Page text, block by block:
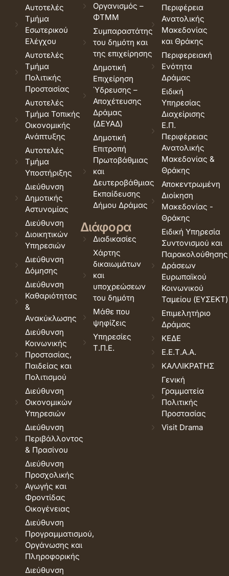
Αυτοτελές
Τμήμα
Εσωτερικού
Ελέγχου
Αυτοτελές
Τμήμα
Πολιτικής
Προστασίας
Αυτοτελές
Τμήμα Τοπικής
Οικονομικής
Ανάπτυξης
Αυτοτελές
Τμήμα
Υποστήριξης
Διεύθυνση
Δημοτικής
Αστυνομίας
Διεύθυνση
Διοικητικών
Υπηρεσιών
Διεύθυνση
Δόμησης
Διεύθυνση
Καθαριότητας
&
Ανακύκλωσης
Διεύθυνση
Κοινωνικής
Προστασίας,
Παιδείας και
Πολιτισμού
Διεύθυνση
Οικονομικών
Υπηρεσιών
Διεύθυνση
Περιβάλλοντος
& Πρασίνου
Διεύθυνση
Προσχολικής
Αγωγής και
Φροντίδας
Οικογένειας
Διεύθυνση
Προγραμματισμού,
Οργάνωσης και
Πληροφορικής
Διεύθυνση
Οργανισμός –
ΦΤΜΜ
Συμπαραστάτης
του δημότη και
της επιχείρησης
Δημοτική
Επιχείρηση
Ύδρευσης –
Αποχέτευσης
Δράμας
(ΔΕΥΑΔ)
Δημοτική
Επιτροπή
Πρωτοβάθμιας
και
Δευτεροβάθμιας
Εκπαίδευσης
Δήμου Δράμας
Διάφορα
Διαδικασίες
Χάρτης
δικαιωμάτων
και
υποχρεώσεων
του δημότη
Μάθε που
ψηφίζεις
Υπηρεσίες
Τ.Π.Ε.
Περιφέρεια
Ανατολικής
Μακεδονίας
και Θράκης
Περιφερειακή
Ενότητα
Δράμας
Ειδική
Υπηρεσίας
Διαχείρισης
Ε.Π.
Περιφέρειας
Ανατολικής
Μακεδονίας &
Θράκης
Αποκεντρωμένη
Διοίκηση
Μακεδονίας -
Θράκης
Ειδική Υπηρεσία
Συντονισμού και
Παρακολούθησης
Δράσεων
Ευρωπαϊκού
Κοινωνικού
Ταμείου (ΕΥΣΕΚΤ)
Επιμελητήριο
Δράμας
ΚΕΔΕ
Ε.Ε.Τ.Α.Α.
ΚΑΛΛΙΚΡΑΤΗΣ
Γενική
Γραμματεία
Πολιτικής
Προστασίας
Visit Drama